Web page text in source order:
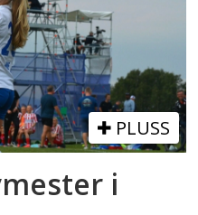
PLUSS
i